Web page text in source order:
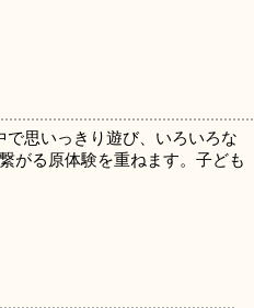
思いっきり遊び、いろいろな
がる原体験を重ねます。子ども